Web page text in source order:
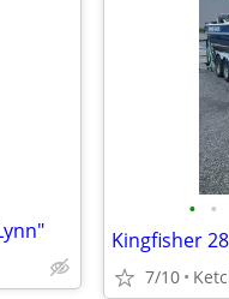
• •
Kingfisher
7/10